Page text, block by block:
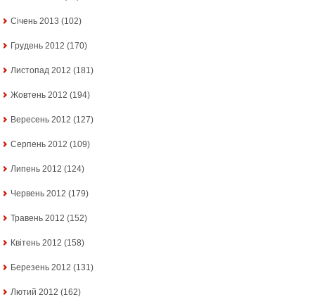
Січень 2013 (102)
Грудень 2012 (170)
Листопад 2012 (181)
Жовтень 2012 (194)
Вересень 2012 (127)
Серпень 2012 (109)
Липень 2012 (124)
Червень 2012 (179)
Травень 2012 (152)
Квітень 2012 (158)
Березень 2012 (131)
Лютий 2012 (162)